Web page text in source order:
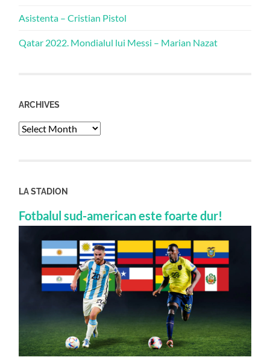
Asistenta – Cristian Pistol
Qatar 2022. Mondialul lui Messi – Marian Nazat
ARCHIVES
Archives
LA STADION
Fotbalul sud-american este foarte dur!